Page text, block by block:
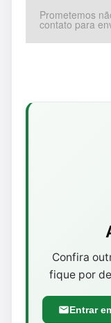
Prometemos
contato para
Confira
fique por
Entrar